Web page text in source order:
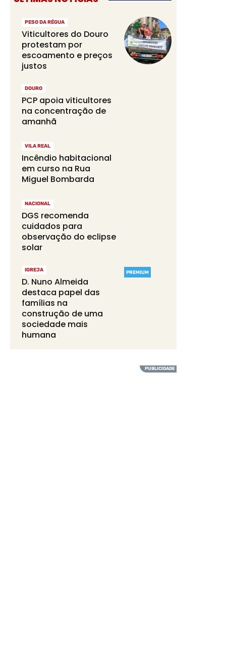
PESO DA RÉGUA
Viticultores do Douro
protestam por
escoamento e preços
justos
DOURO
PCP apoia viticultores
na concentração de
amanhã
VILA REAL
Incêndio habitacional
em curso na Rua
Miguel Bombarda
NACIONAL
DGS recomenda
cuidados para
observação do eclipse
solar
PREMIUM
IGREJA
D. Nuno Almeida
destaca papel das
famílias na
construção de uma
sociedade mais
humana